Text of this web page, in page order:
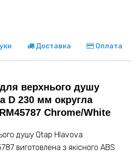
Доставка Оплата
верхнього душу
D 230 мм округла
Chrome/White
душу Qtap Hlavova
виготовлена ​​з якісного ABS